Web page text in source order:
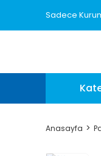
Sadece
Anasayfa